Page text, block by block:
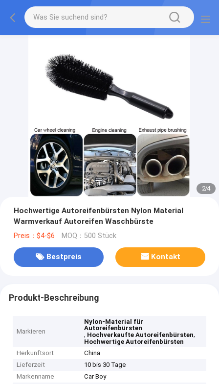
2/4
Hochwertige Autoreifenbürsten Nylon Material
Warmverkauf Autoreifen Waschbürste
Preis：$4-$6 MOQ：500 Stück
Bestpreis Kontakt
Produkt-Beschreibung
Markieren
Nylon-Material für
Autoreifenbürsten
, Hochverkaufte Autoreifenbürsten,
Hochwertige Autoreifenbürsten
Herkunftsort
China
Lieferzeit
10 bis 30 Tage
Markenname
Car Boy